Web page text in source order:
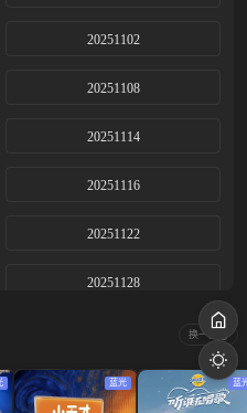
20251102
20251108
20251114
20251116
20251122
20251128
20251206
换一换
蓝光 蓝